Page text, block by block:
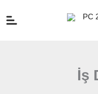
atla
İş